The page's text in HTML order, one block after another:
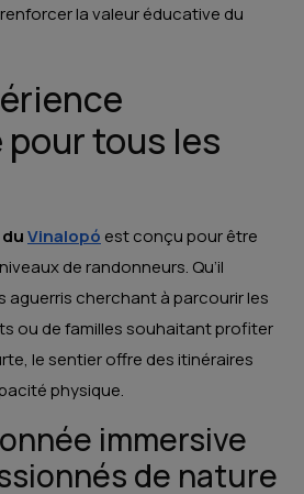
la valeur éducative du
tous les
Vinalopó est conçu pour être
de randonneurs. Qu’il
aguerris cherchant à parcourir les
ou de familles souhaitant profiter
le sentier offre des itinéraires
physique.
immersive
de nature